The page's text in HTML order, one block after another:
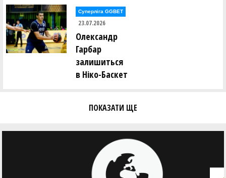
Анастасія Усова ()
Ірина Фамаре ()
Олександр Федоренко ()
Сергій Федорів ()
Андрій Федорченко ()
Андрій Фоменко ()
Суперліга GGBET
23.07.2026
Олександр
Гарбар
залишиться
в Ніко-Баскет
ПОКАЗАТИ ЩЕ